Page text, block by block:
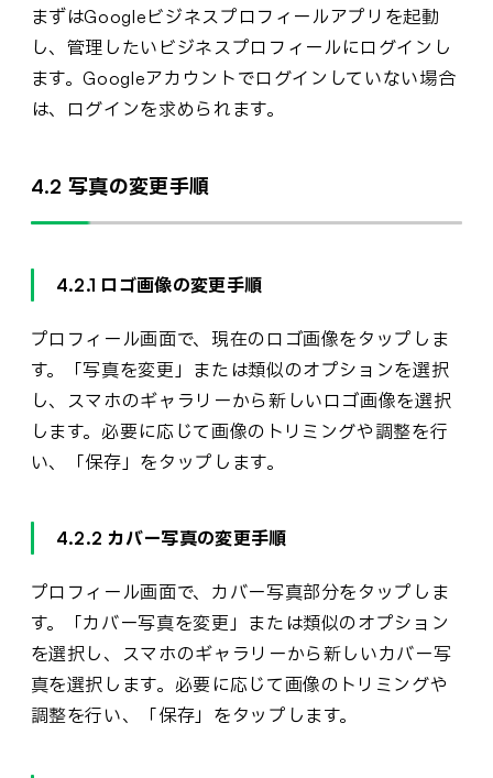
まずはGoogleビジネスプロフィールアプリを起動
し、管理したいビジネスプロフィールにログインし
ます。Googleアカウントでログインしていない場合
は、ログインを求められます。
4.2 写真の変更手順
4.2.1 ロゴ画像の変更手順
プロフィール画面で、現在のロゴ画像をタップしま
す。「写真を変更」または類似のオプションを選択
し、スマホのギャラリーから新しいロゴ画像を選択
します。必要に応じて画像のトリミングや調整を行
い、「保存」をタップします。
4.2.2 カバー写真の変更手順
プロフィール画面で、カバー写真部分をタップしま
す。「カバー写真を変更」または類似のオプション
を選択し、スマホのギャラリーから新しいカバー写
真を選択します。必要に応じて画像のトリミングや
調整を行い、「保存」をタップします。